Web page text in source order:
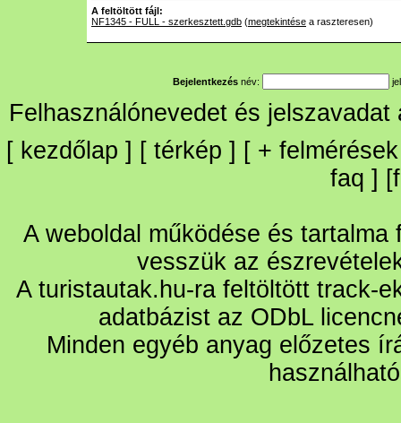
A feltöltött fájl:
NF1345 - FULL - szerkesztett.gdb (megtekintése a raszteresen)
Bejelentkezés név:
Felhasználónevedet és
[ kezdőlap ] [ térkép ] [ + felmérések
faq ] [
A weboldal működése és
vesszük az
A turistautak.hu-ra feltöltött track-
adatbázist az ODbL
Minden egyéb anyag előzetes